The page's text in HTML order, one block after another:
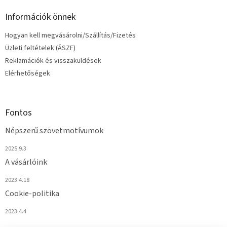
Információk önnek
Hogyan kell megvásárolni/Szállítás/Fizetés
Üzleti feltételek (ÁSZF)
Reklamációk és visszaküldések
Elérhetőségek
Fontos
Népszerű szövetmotívumok
2025.9.3
A vásárlóink
2023.4.18
Cookie-politika
2023.4.4